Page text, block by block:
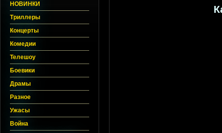
НОВИНКИ
Триллеры
Концерты
Комедии
Телешоу
Боевики
Драмы
Разное
Ужасы
Война